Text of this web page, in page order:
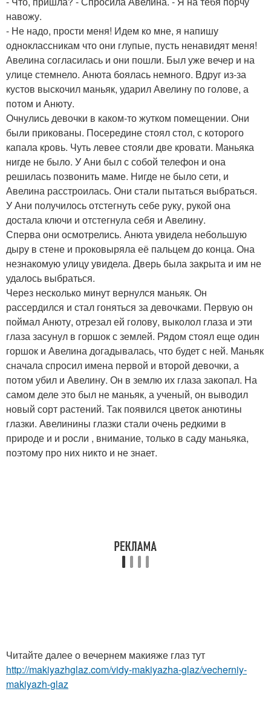
навожу.
- Не надо, прости меня! Идем ко мне, я напишу
одноклассникам что они глупые, пусть ненавидят меня!
Авелина согласилась и они пошли. Был уже вечер и на
улице стемнело. Анюта боялась немного. Вдруг из-за
кустов выскочил маньяк, ударил Авелину по голове, а
потом и Анюту.
Очнулись девочки в каком-то жутком помещении. Они
были прикованы. Посередине стоял стол, с которого
капала кровь. Чуть левее стояли две кровати. Маньяка
нигде не было. У Ани был с собой телефон и она
решилась позвонить маме. Нигде не было сети, и
Авелина расстроилась. Они стали пытаться выбраться.
У Ани получилось отстегнуть себе руку, рукой она
достала ключи и отстегнула себя и Авелину.
Сперва они осмотрелись. Анюта увидела небольшую
дыру в стене и проковыряла её пальцем до конца. Она
незнакомую улицу увидела. Дверь была закрыта и им не
удалось выбраться.
Через несколько минут вернулся маньяк. Он
рассердился и стал гоняться за девочками. Первую он
поймал Анюту, отрезал ей голову, выколол глаза и эти
глаза засунул в горшок с землей. Рядом стоял еще один
горшок и Авелина догадывалась, что будет с ней. Маньяк
сначала спросил имена первой и второй девочки, а
потом убил и Авелину. Он в землю их глаза закопал. На
самом деле это был не маньяк, а ученый, он выводил
новый сорт растений. Так появился цветок анютины
глазки. Авелинины глазки стали очень редкими в
природе и и росли , внимание, только в саду маньяка,
поэтому про них никто и не знает.
Читайте далее о вечернем макияже глаз тут
http://makiyazhglaz.com/vidy-makiyazha-glaz/vecherniy-
makiyazh-glaz